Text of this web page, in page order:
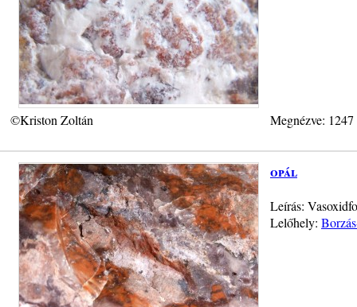
©Kriston Zoltán Megnézve:
opál
Leírás:
Lelőhely: